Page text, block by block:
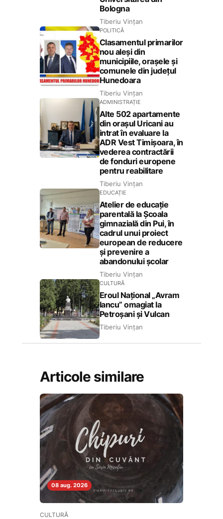
Bologna
Tiberiu Vințan
POLITICĂ
Clasamentul primarilor
nou aleși din
municipiile, orașele și
comunele din județul
Hunedoara
Tiberiu Vințan
ADMINISTRAȚIE
Alte 502 apartamente
din orașul Uricani au
intrat în evaluare la
ADR Vest Timișoara, în
vederea contractării
de fonduri europene
pentru reabilitare
Tiberiu Vințan
EDUCAȚIE
Atelier de educație
parentală la Școala
gimnazială din Pui, în
cadrul unui proiect
european de reducere
și prevenire a
abandonului școlar
Tiberiu Vințan
CULTURĂ
Eroul Național „Avram
Iancu” omagiat la
Petroșani și Vulcan
Tiberiu Vințan
Articole similare
08 aug. 2026
CULTURĂ